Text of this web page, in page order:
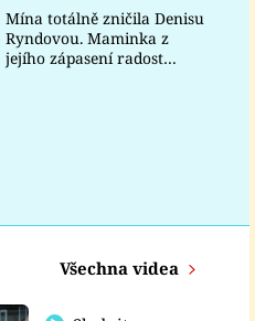
Sledujte nás
Mína totálně zničila Denisu
Ryndovou. Maminka z
jejího zápasení radost
Všechna videa